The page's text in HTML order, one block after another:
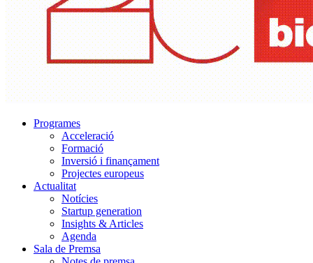
Programes
Acceleració
Formació
Inversió i finançament
Projectes europeus
Actualitat
Notícies
Startup generation
Insights & Articles
Agenda
Sala de Premsa